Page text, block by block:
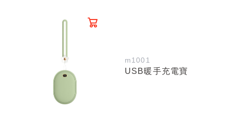
m1001
USB暖手充電寶